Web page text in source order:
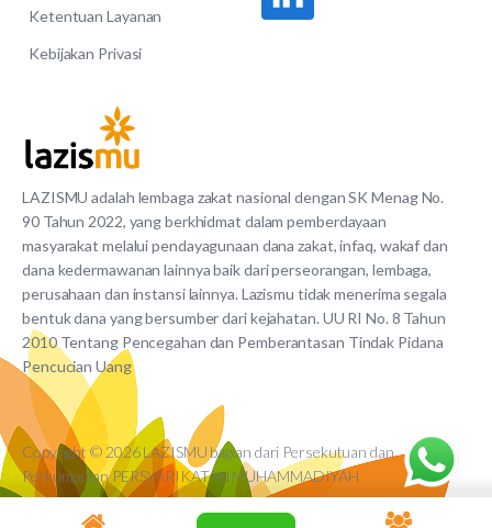
LAZISMU adalah lembaga zakat nasional dengan SK Menag No.
90 Tahun 2022, yang berkhidmat dalam pemberdayaan
masyarakat melalui pendayagunaan dana zakat, infaq, wakaf dan
dana kedermawanan lainnya baik dari perseorangan, lembaga,
perusahaan dan instansi lainnya. Lazismu tidak menerima segala
bentuk dana yang bersumber dari kejahatan. UU RI No. 8 Tahun
2010 Tentang Pencegahan dan Pemberantasan Tindak Pidana
Pencucian Uang
Ketentuan Layanan
Kebijakan Privasi
Copyright © 2026 LAZISMU bagian dari Persekutuan dan
Perkumpulan PERSYARIKATAN MUHAMMADIYAH